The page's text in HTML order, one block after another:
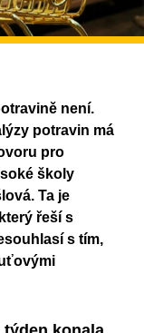
není.
potravin má
pro
školy
Ta je
řeší s
s tím,